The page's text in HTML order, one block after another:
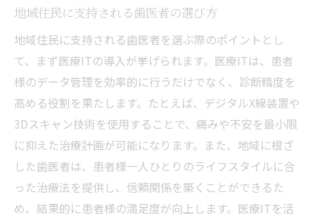
地域住民に支持される歯医者の選び方
地域住民に支持される歯医者を選ぶ際のポイントとし
て、まず医療ITの導入が挙げられます。医療ITは、患者
様のデータ管理を効率的に行うだけでなく、診断精度を
高める役割を果たします。たとえば、デジタルX線装置や
3Dスキャン技術を使用することで、痛みや不安を最小限
に抑えた治療計画が可能になります。また、地域に根ざ
した歯医者は、患者様一人ひとりのライフスタイルに合
った治療法を提供し、信頼関係を築くことができるた
め、結果的に患者様の満足度が向上します。医療ITを活